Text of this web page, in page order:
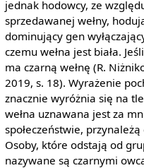
jednak hodowcy, ze
sprzedawanej wełny,
dominujący gen
czemu wełna jest biała.
ma czarną wełnę (R.
2019, s. 18). Wyrażenie
znacznie wyróżnia się na
wełna uznawana jest za
społeczeństwie,
Osoby, które odstają od
nazywane są czarnymi